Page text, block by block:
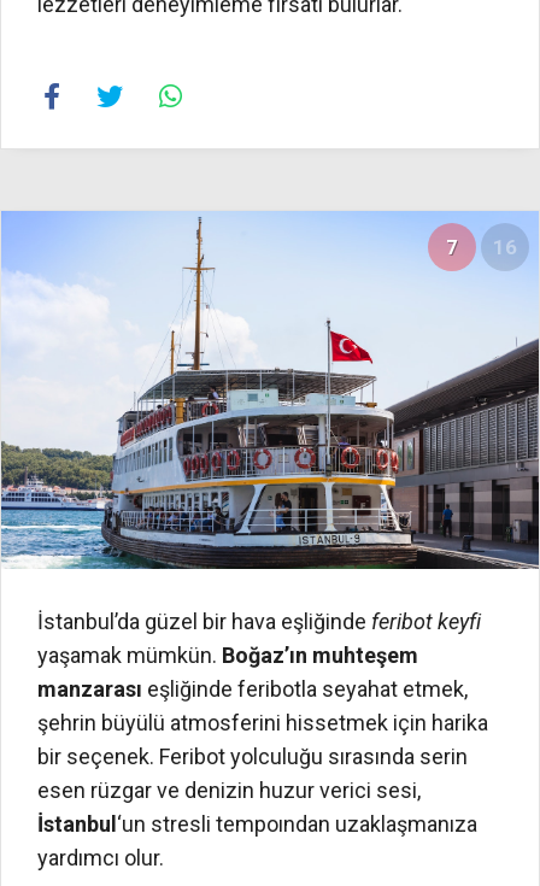
7 16
İstanbul’da güzel bir hava eşliğinde feribot keyfi
yaşamak mümkün. Boğaz’ın muhteşem
manzarası eşliğinde feribotla seyahat etmek,
şehrin büyülü atmosferini hissetmek için harika
bir seçenek. Feribot yolculuğu sırasında serin
esen rüzgar ve denizin huzur verici sesi,
İstanbul ‘un stresli tempoından uzaklaşmanıza
yardımcı olur.